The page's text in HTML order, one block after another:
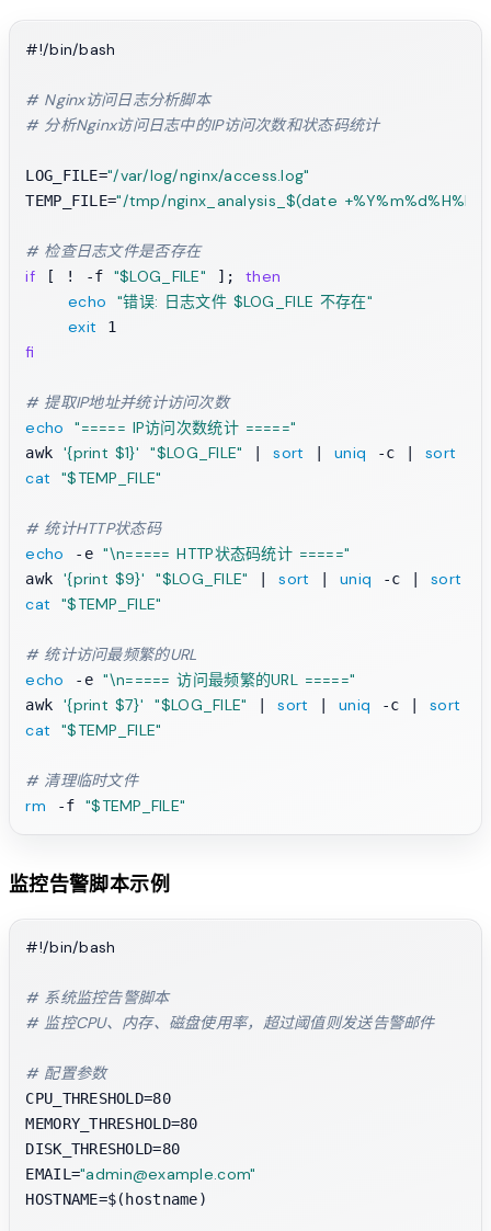
#!/bin/bash
# Nginx访问日志分析脚本
# 分析Nginx访问日志中的IP访问次数和状态码统计
LOG_FILE="/var/log/nginx/access.log"
TEMP_FILE="/tmp/nginx_analysis_$(date
# 检查日志文件是否存在
if [ ! -f "$LOG_FILE" ]; then
echo
"错误: 日志文件 $LOG_FILE 不存在"
exit
fi
# 提取IP地址并统计访问次数
echo
"===== IP访问次数统计 ====="
awk '{print $1}' "$LOG_FILE" | sort | uniq -c | sort
cat "$TEMP_FILE"
# 统计HTTP状态码
echo -e "\n===== HTTP状态码统计 ====="
awk '{print $9}' "$LOG_FILE" | sort | uniq -c | sort
cat "$TEMP_FILE"
# 统计访问最频繁的URL
echo -e "\n===== 访问最频繁的URL ====="
awk '{print $7}' "$LOG_FILE" | sort | uniq -c | sort
cat "$TEMP_FILE"
# 清理临时文件
rm -f "$TEMP_FILE"
监控告警脚本示例
#!/bin/bash
# 系统监控告警脚本
# 监控CPU、内存、磁盘使用率，超过阈值则发送告警邮件
# 配置参数
CPU_THRESHOLD=80
MEMORY_THRESHOLD=80
DISK_THRESHOLD=80
EMAIL="admin@example.com"
HOSTNAME=$(hostname)